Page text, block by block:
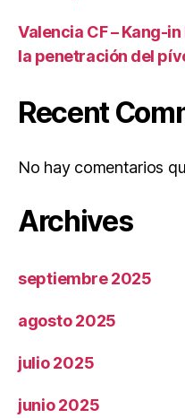
Valencia CF – Kang-
la penetración del
Recent
No hay comentarios
Archives
septiembre 2025
agosto 2025
julio 2025
junio 2025